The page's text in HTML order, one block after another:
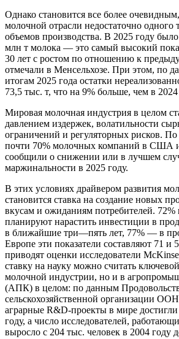
Однако становится все более
молочной отрасли недостаточно одного
объемов производства. В 2025 году
млн т молока — это самый высокий
30 лет с ростом по отношению к
отмечали в Менсельхозе. При этом, по
итогам 2025 года остатки
73,5 тыс. т, что на 9% больше, чем в 2024
Мировая молочная индустрия в целом
давлением издержек, волатильности
ограничений и регуляторных рисков.
почти 70% молочных компаний в США
сообщили о снижении или в лучшем
маржинальности в 2025 году.
В этих условиях драйвером развития
становится ставка на создание новых
вкусам и ожиданиям потребителей.
планируют нарастить инвестиции в
в ближайшие три—пять лет, 77% — в
Европе эти показатели составляют 71 и
приводят оценки исследователи
ставку на науку можно считать
молочной индустрии, но и в
(АПК) в целом: по данным
сельскохозяйственной организации
аграрные R&D-проекты в мире
году, а число исследователей,
выросло с 204 тыс. человек в 2004 году